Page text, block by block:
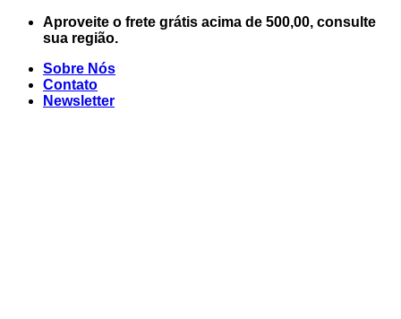
Skip
Aproveite o frete grátis acima de 500,00, consulte
sua região.
Sobre Nós
Contato
Newsletter